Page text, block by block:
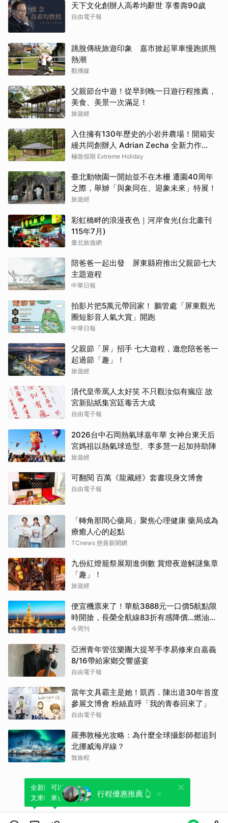
天下文化創辦人高希均辭世 享耆壽90歲
自由電子報
跳脫傳統旅遊印象 嘉市掀起單車慢跑抓熊
熱潮
觀傳媒
父親節台中遊！從早到晚一日遊行程推薦，
美食、美景一次滿足！
旅遊經
入住擁有130年歷史的小岩井農場！開箱安
縵共同創辦人 Adrian Zecha 全新力作
「AZUMA FARM KOIWAI」體驗最高級的
極致假期 Extreme Holiday
臺北動物園一開始並不在木柵 遷園40周年
之際，舉辧「與象同在、迎象未來」特展！
旅遊經
彩虹橋畔的浪漫夜色｜河岸食光(台北畫刊
115年7月)
臺北旅遊網
陪爸爸一起出發 屏東縣府推出父親節七大
主題遊程
中華日報
拍影片把5萬元帶回家！ 鵬管處「屏東觀光
圈短影音人氣大賞」開跑
中華日報
父親節「屏」招手 七大遊程，邀您陪爸爸一
起過節「趣」！
旅遊經
清代皇帝罵人太好笑 不只觀汝似有瘋症 故
宮新貼紙集宮廷毒舌大成
自由電子報
2026台中石岡熱氣球嘉年華 女神台東天后
宮媽祖以熱氣球造型、李多慧一起加持助陣
旅遊經
可翻閱 百萬《龍藏經》套書現身文博會
自由電子報
「轉角那間心藥局」聚焦心理健康 藥局成為
療癒人心的起點
TCnews 慈善新聞網
九份紅燈籠祭展期進倒數 賞燈夜遊解謎集章
「趣」！
旅遊經
便宜機票來了！華航3888元一口價5航點限
時開搶，長榮全航線83折有感降價…燃油稅
8/9調漲早買早省
今周刊
亞洲青年管弦樂團大提琴手李易修來自嘉義
8/16帶給家鄉交響盛宴
自由電子報
當年文具霸主是她！凱西．陳出道30年首度
參展文博會 粉絲直呼「我的青春回來了」
自由電子報
羅弗敦極光攻略：為什麼全球攝影師都追到
北挪威海岸線？
致旅程
行程優惠推薦 👆
全新體驗！一鍵引用此內容，透過發布貼
文來輕鬆表達個人立場。
可以轉發或引用此內容至自己的貼文中，
來發表您的評論或觀點。